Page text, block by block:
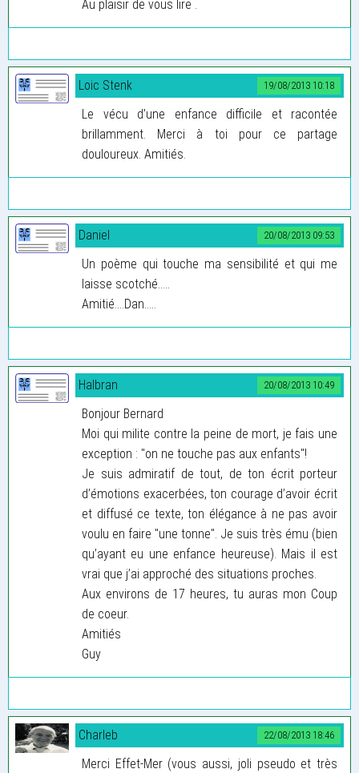
Au plaisir de vous lire .
19/08/2013 10:18
Loic Stenk
Le vécu d’une enfance difficile et racontée
brillamment. Merci à toi pour ce partage
douloureux. Amitiés.
20/08/2013 09:53
Daniel
Un poème qui touche ma sensibilité et qui me
laisse scotché.....
Amitié....Dan.....
20/08/2013 10:49
Halbran
Bonjour Bernard
Moi qui milite contre la peine de mort, je fais une
exception : "on ne touche pas aux enfants"!
Je suis admiratif de tout, de ton écrit porteur
d’émotions exacerbées, ton courage d’avoir écrit
et diffusé ce texte, ton élégance à ne pas avoir
voulu en faire "une tonne". Je suis très ému (bien
qu’ayant eu une enfance heureuse). Mais il est
vrai que j’ai approché des situations proches.
Aux environs de 17 heures, tu auras mon Coup
de coeur.
Amitiés
Guy
22/08/2013 18:46
Charleb
Merci Effet-Mer (vous aussi, joli pseudo et très